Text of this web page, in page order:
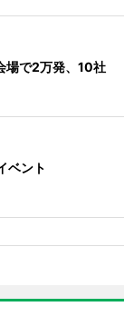
場で2万発、10社
ベント